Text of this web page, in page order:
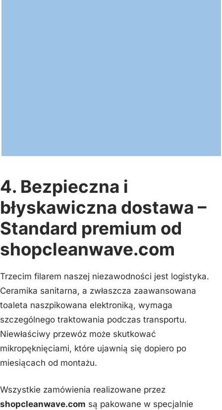
4. Bezpieczna i
błyskawiczna dostawa –
Standard premium od
shopcleanwave.com
Trzecim filarem naszej niezawodności jest logistyka.
Ceramika sanitarna, a zwłaszcza zaawansowana
toaleta naszpikowana elektroniką, wymaga
szczególnego traktowania podczas transportu.
Niewłaściwy przewóz może skutkować
mikropęknięciami, które ujawnią się dopiero po
miesiącach od montażu.
Wszystkie zamówienia realizowane przez
shopcleanwave.com są pakowane w specjalnie